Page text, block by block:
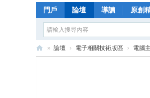
門戶 論壇 導讀 原創
» 論壇 › 電子相關技術版區 › 電腦